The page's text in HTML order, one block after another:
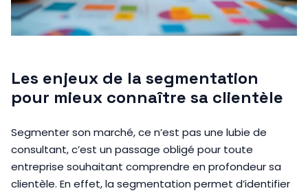
Les enjeux de la segmentation
pour mieux connaître sa clientèle
Segmenter son marché, ce n’est pas une lubie de
consultant, c’est un passage obligé pour toute
entreprise souhaitant comprendre en profondeur sa
clientèle. En effet, la segmentation permet d’identifier